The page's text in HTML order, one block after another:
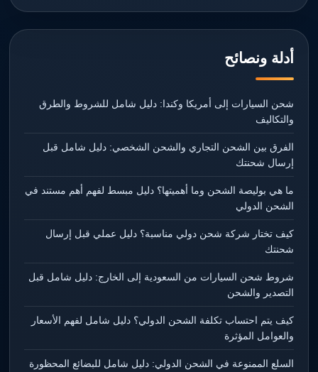
أدلة ونصائح
شحن السيارات إلى أمريكا وكندا: دليل شامل للشروط والطرق
والتكاليف
الفرق بين الشحن التجاري والشحن الشخصي: دليل شامل قبل
إرسال شحنتك
ما هي بوليصة الشحن وما أهميتها؟ دليل مبسط لفهم أهم مستند في
الشحن الدولي
كيف تختار شركة شحن دولي مناسبة؟ دليل عملي قبل إرسال
شحنتك
شروط شحن السيارات من السعودية إلى الخارج: دليل شامل قبل
التصدير والشحن
كيف يتم احتساب تكلفة الشحن الدولي؟ دليل شامل لفهم الأسعار
والعوامل المؤثرة
السلع الممنوعة في الشحن الدولي: دليل شامل للبضائع المحظورة